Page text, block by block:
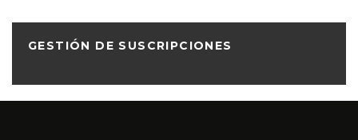
GESTIÓN DE SUSCRIPCIONES